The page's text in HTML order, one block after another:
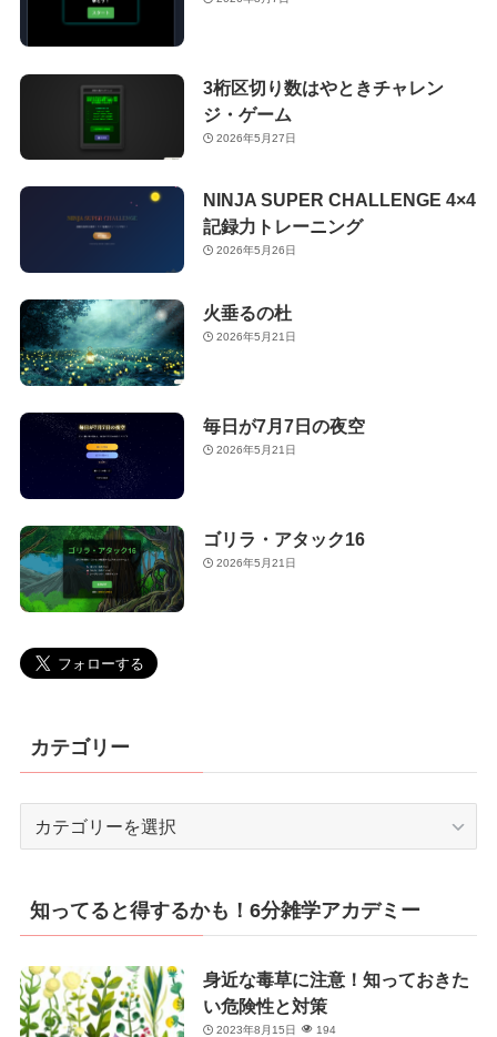
3桁区切り数はやときチャレン
ジ・ゲーム
2026年5月27日
NINJA SUPER CHALLENGE 4×4
記録力トレーニング
2026年5月26日
火垂るの杜
2026年5月21日
毎日が7月7日の夜空
2026年5月21日
ゴリラ・アタック16
2026年5月21日
カテゴリー
リ
ー
知ってると得するかも！6分雑学アカデミー
身近な毒草に注意！知っておきた
い危険性と対策
2023年8月15日 194